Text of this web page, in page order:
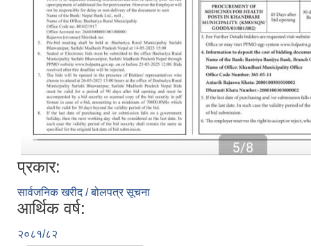
प्रकार:
सार्वजनिक खरीद / बोलपत्र सूचना
आर्थिक वर्ष:
२०८१/८२